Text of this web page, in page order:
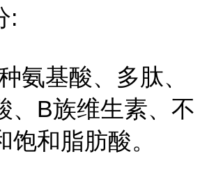
:
氨基酸、多肽、
、B族维生素、不
饱和脂肪酸。